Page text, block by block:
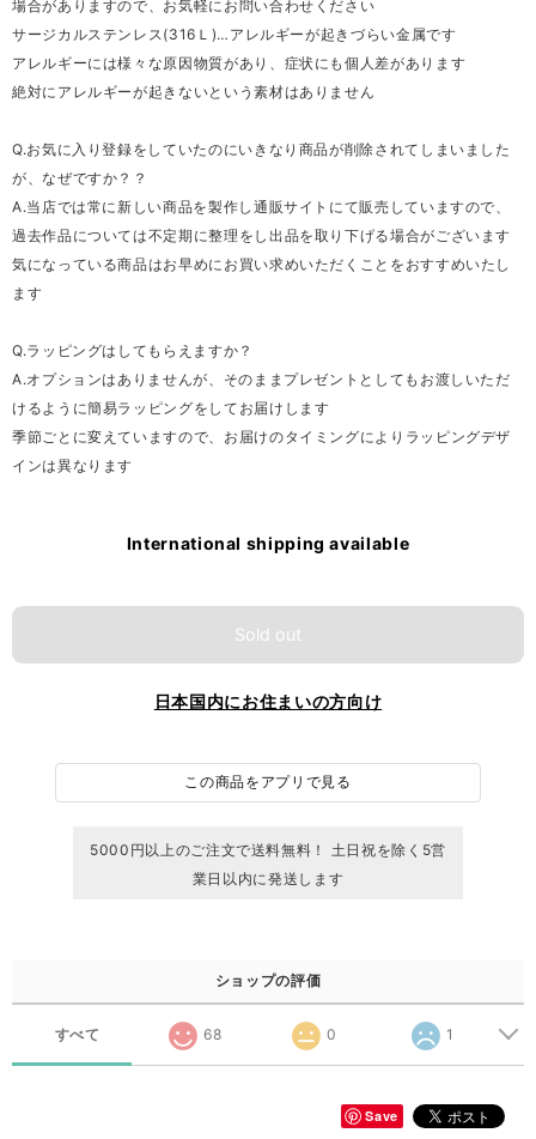
場合がありますので、お気軽にお問い合わせください
サージカルステンレス(316Ｌ)…アレルギーが起きづらい金属です
アレルギーには様々な原因物質があり、症状にも個人差があります
絶対にアレルギーが起きないという素材はありません
Q.お気に入り登録をしていたのにいきなり商品が削除されてしまいました
が、なぜですか？？
A.当店では常に新しい商品を製作し通販サイトにて販売していますので、
過去作品については不定期に整理をし出品を取り下げる場合がございます
気になっている商品はお早めにお買い求めいただくことをおすすめいたし
ます
Q.ラッピングはしてもらえますか？
A.オプションはありませんが、そのままプレゼントとしてもお渡しいただ
けるように簡易ラッピングをしてお届けします
季節ごとに変えていますので、お届けのタイミングによりラッピングデザ
インは異なります
International shipping available
Sold out
日本国内にお住まいの方向け
この商品をアプリで見る
5000円以上のご注文で送料無料！ 土日祝を除く5営
業日以内に発送します
ショップの評価
すべて 68 0 1
Save